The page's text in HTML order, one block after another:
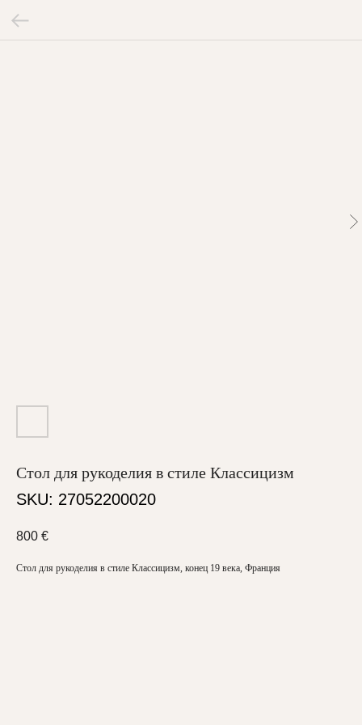
Стол для рукоделия в стиле Классицизм
SKU: 27052200020
800 €
Стол для рукоделия в стиле Классицизм, конец 19 века, Франция